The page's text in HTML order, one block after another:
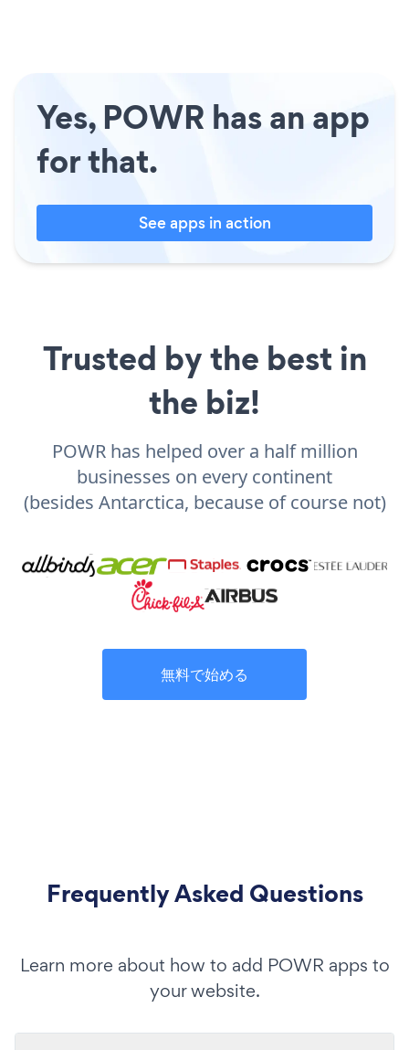
Yes, POWR has an app
for that.
See apps in action
Trusted by the best in
the biz!
POWR has helped over a half million
businesses on every continent
(besides Antarctica, because of course not)
無料で始める
Frequently Asked Questions
Learn more about how to add POWR apps to
your website.